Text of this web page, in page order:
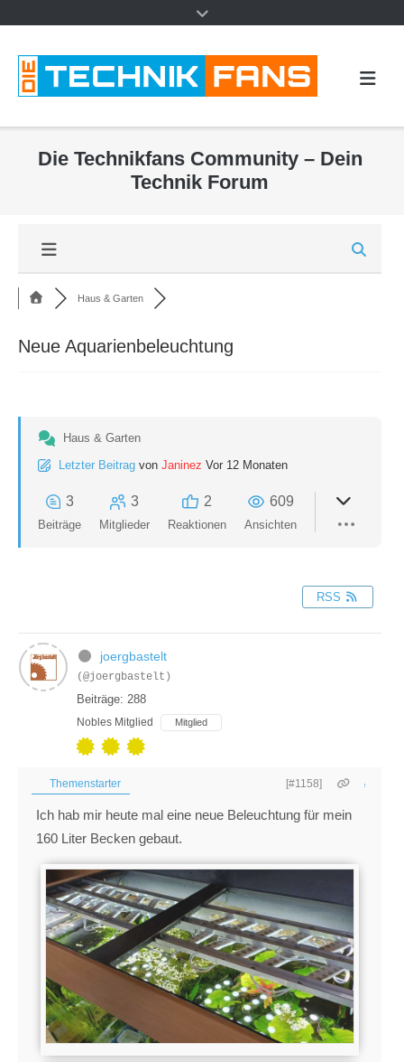
Die Technikfans Community – Dein
Technik Forum
Haus & Garten
Neue Aquarienbeleuchtung
Haus & Garten
Letzter Beitrag von Janinez Vor 12 Monaten
3
Beiträge
3
Mitglieder
2
Reaktionen
609
Ansichten
RSS
joergbastelt
(@joergbastelt)
Beiträge: 288
Nobles Mitglied Mitglied
Themenstarter [#1158]
Ich hab mir heute mal eine neue Beleuchtung für mein
160 Liter Becken gebaut.